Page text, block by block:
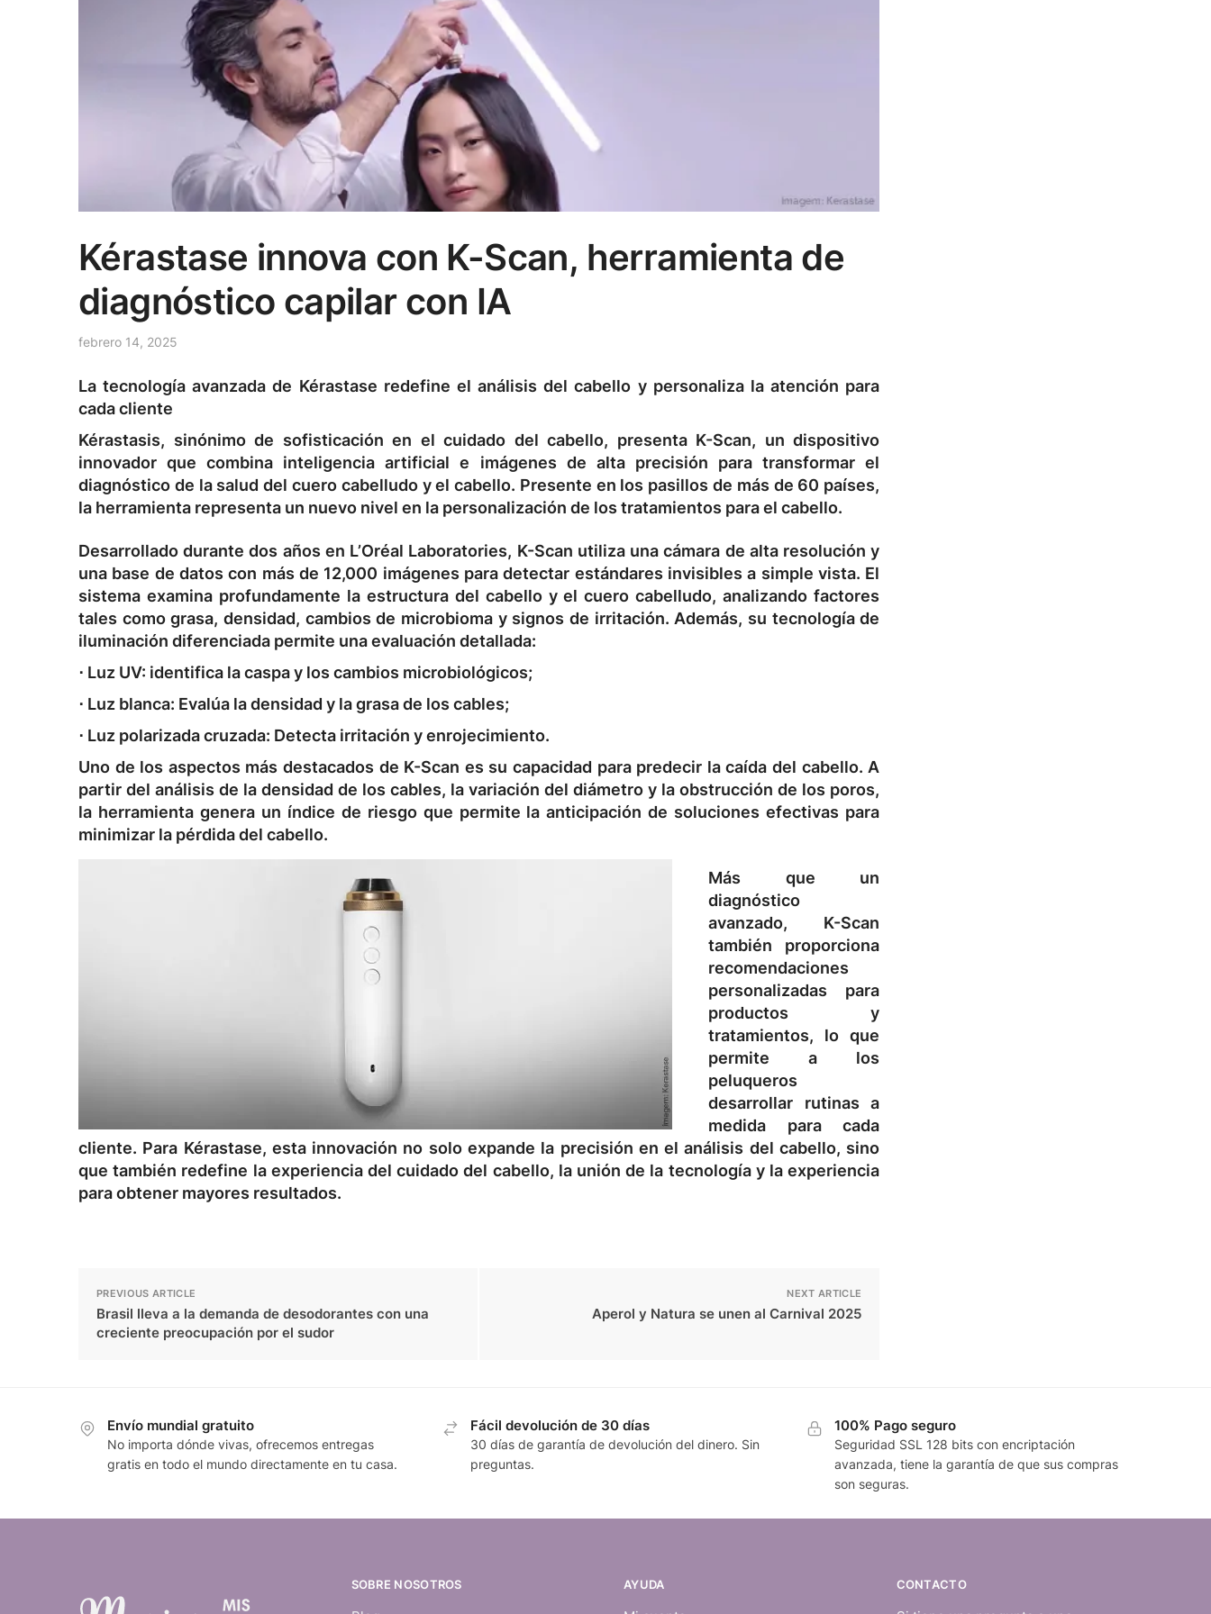
Kérastase innova con K-Scan, herramienta de
diagnóstico capilar con IA
febrero 14, 2025
La tecnología avanzada de Kérastase redefine el análisis del cabello y personaliza la atención para
cada cliente
Kérastasis, sinónimo de sofisticación en el cuidado del cabello, presenta K-Scan, un dispositivo
innovador que combina inteligencia artificial e imágenes de alta precisión para transformar el
diagnóstico de la salud del cuero cabelludo y el cabello. Presente en los pasillos de más de 60 países,
la herramienta representa un nuevo nivel en la personalización de los tratamientos para el cabello.
Desarrollado durante dos años en L’Oréal Laboratories, K-Scan utiliza una cámara de alta resolución y
una base de datos con más de 12,000 imágenes para detectar estándares invisibles a simple vista. El
sistema examina profundamente la estructura del cabello y el cuero cabelludo, analizando factores
tales como grasa, densidad, cambios de microbioma y signos de irritación. Además, su tecnología de
iluminación diferenciada permite una evaluación detallada:
⋅ Luz UV: identifica la caspa y los cambios microbiológicos;
⋅ Luz blanca: Evalúa la densidad y la grasa de los cables;
⋅ Luz polarizada cruzada: Detecta irritación y enrojecimiento.
Uno de los aspectos más destacados de K-Scan es su capacidad para predecir la caída del cabello. A
partir del análisis de la densidad de los cables, la variación del diámetro y la obstrucción de los poros,
la herramienta genera un índice de riesgo que permite la anticipación de soluciones efectivas para
minimizar la pérdida del cabello.
Más que un
diagnóstico
avanzado, K-Scan
también proporciona
recomendaciones
personalizadas para
productos y
tratamientos, lo que
permite a los
peluqueros
desarrollar rutinas a
medida para cada
cliente. Para Kérastase, esta innovación no solo expande la precisión en el análisis del cabello, sino
que también redefine la experiencia del cuidado del cabello, la unión de la tecnología y la experiencia
para obtener mayores resultados.
PREVIOUS ARTICLE
Brasil lleva a la demanda de desodorantes con una
creciente preocupación por el sudor
NEXT ARTICLE
Aperol y Natura se unen al Carnival 2025
Envío mundial gratuito
No importa dónde vivas, ofrecemos entregas
gratis en todo el mundo directamente en tu casa.
Fácil devolución de 30 días
30 días de garantía de devolución del dinero. Sin
preguntas.
100% Pago seguro
Seguridad SSL 128 bits con encriptación
avanzada, tiene la garantía de que sus compras
son seguras.
SOBRE NOSOTROS AYUDA CONTACTO